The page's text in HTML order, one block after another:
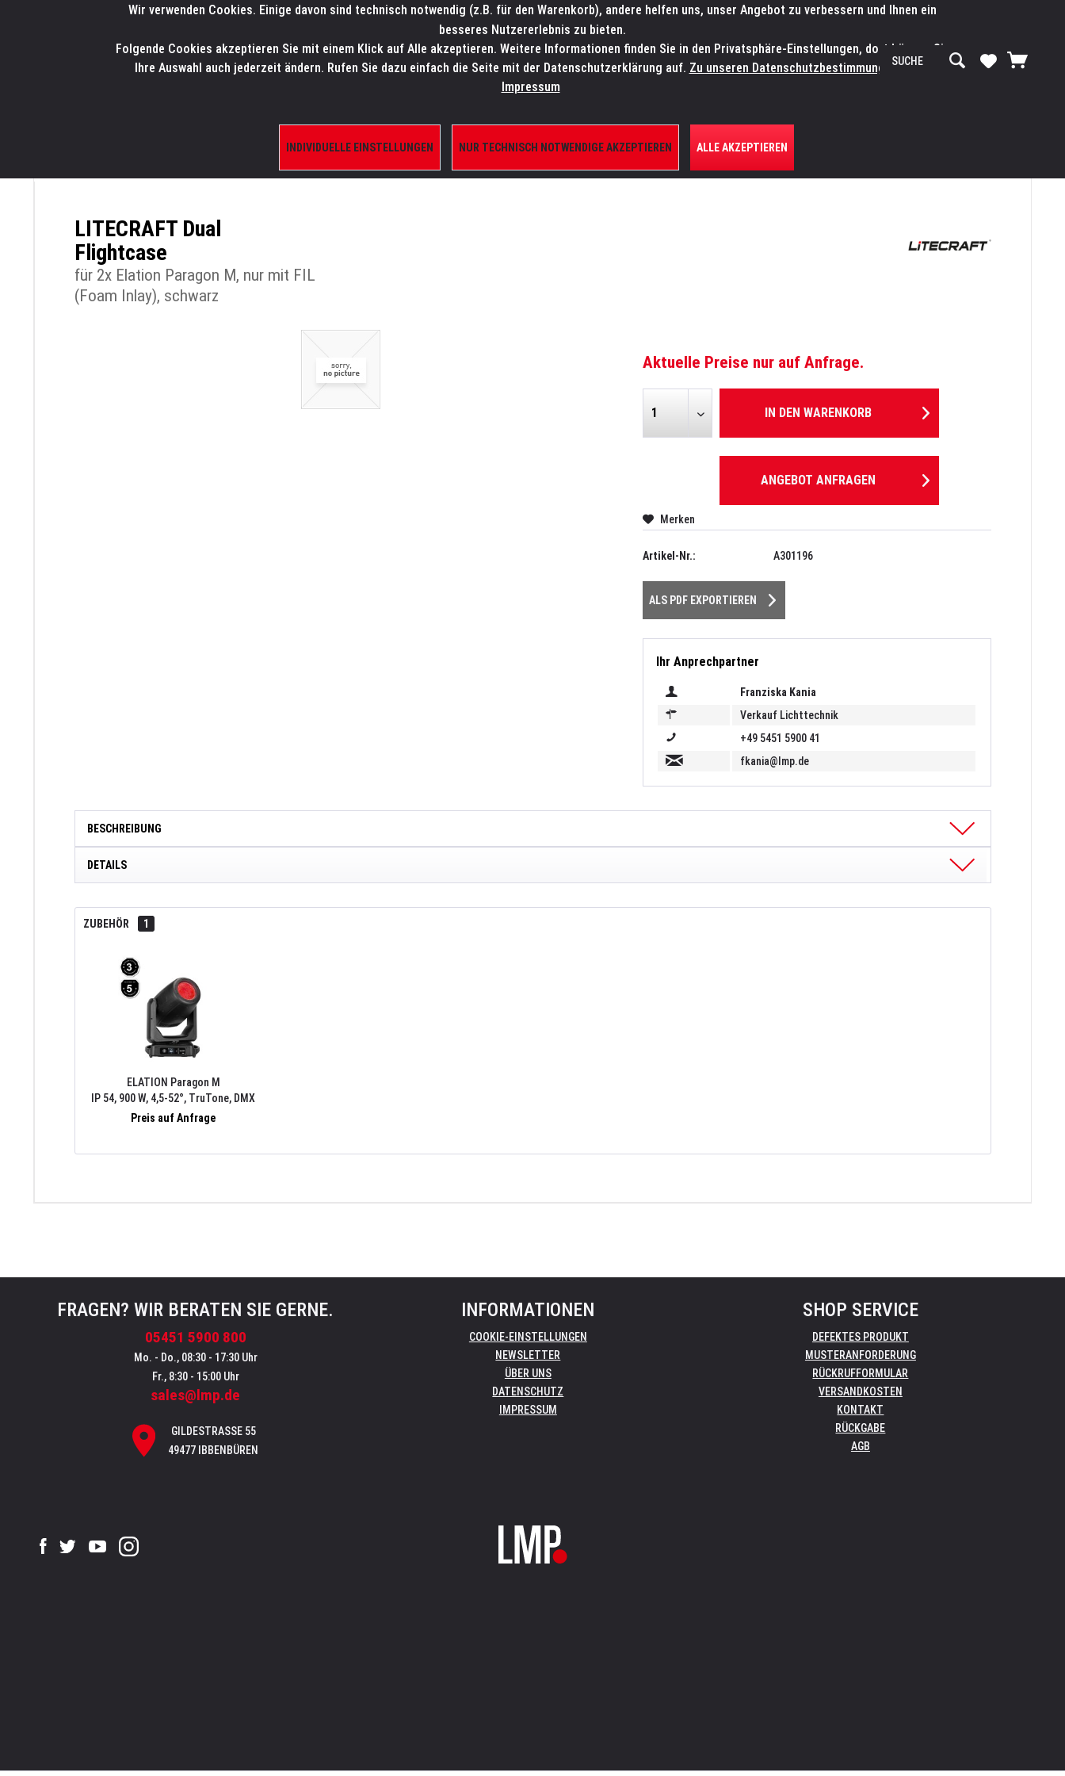
SALES-HOTLINE: +49 5451 5900-800 24/7: sales@lmp.de SERVICE-WERKSTATT Service/Hilfe
HOME PRODUKTE/SHOP MARKEN AKTUELLES SERVICE ÜBER UNS
FLIGHTCASES
LITECRAFT Dual
Flightcase
für 2x Elation Paragon M, nur mit FIL
(Foam Inlay), schwarz
Aktuelle Preise nur auf Anfrage.
IN DEN WARENKORB
ANGEBOT ANFRAGEN
Merken
Artikel-Nr.: A301196
ALS PDF EXPORTIEREN
Ihr Anprechpartner
Franziska Kania
Verkauf Lichttechnik
+49 5451 5900 41
fkania@lmp.de
BESCHREIBUNG
DETAILS
ZUBEHÖR 1
ELATION Paragon M
IP 54, 900 W, 4,5-52°, TruTone, DMX
512-A (RDM), ArtNet, sACN, FIL
Preis auf Anfrage
FRAGEN? WIR BERATEN SIE GERNE.
05451 5900 800
Mo. - Do., 08:30 - 17:30 Uhr
Fr., 8:30 - 15:00 Uhr
sales@lmp.de
GILDESTRASSE 55
49477 IBBENBÜREN
INFORMATIONEN
COOKIE-EINSTELLUNGEN
NEWSLETTER
ÜBER UNS
DATENSCHUTZ
IMPRESSUM
SHOP SERVICE
DEFEKTES PRODUKT
MUSTERANFORDERUNG
RÜCKRUFFORMULAR
VERSANDKOSTEN
KONTAKT
RÜCKGABE
AGB
Wir verwenden Cookies. Einige davon sind technisch notwendig (z.B. für den Warenkorb), andere helfen uns, unser Angebot zu verbessern und Ihnen ein
besseres Nutzererlebnis zu bieten.
Folgende Cookies akzeptieren Sie mit einem Klick auf Alle akzeptieren. Weitere Informationen finden Sie in den Privatsphäre-Einstellungen, dort können Sie
Ihre Auswahl auch jederzeit ändern. Rufen Sie dazu einfach die Seite mit der Datenschutzerklärung auf. Zu unseren Datenschutzbestimmungen. Zum
Impressum
INDIVIDUELLE EINSTELLUNGEN NUR TECHNISCH NOTWENDIGE AKZEPTIEREN ALLE AKZEPTIEREN